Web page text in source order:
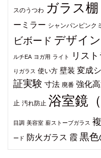
スのうつわ ガラス棚
ーミラー シャンパンピンク
ビボード デザイ
ルチEA ヨガ用 ライト リス
りガラス 使い方 壁装 変成
証実験 寸法 廃番 強化
止 汚れ防止 浴室鏡
目調 美容室 薪ストーブガラス
ード 防火ガラス 霞 黒色